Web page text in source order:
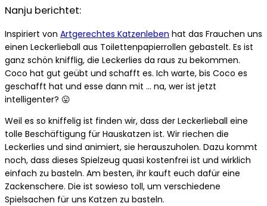
Nanju berichtet:
Inspiriert von Artgerechtes Katzenleben hat das Frauchen uns
einen Leckerlieball aus Toilettenpapierrollen gebastelt. Es ist
ganz schön knifflig, die Leckerlies da raus zu bekommen.
Coco hat gut geübt und schafft es. Ich warte, bis Coco es
geschafft hat und esse dann mit … na, wer ist jetzt
intelligenter? 😛
Weil es so kniffelig ist finden wir, dass der Leckerlieball eine
tolle Beschäftigung für Hauskatzen ist. Wir riechen die
Leckerlies und sind animiert, sie herauszuholen. Dazu kommt
noch, dass dieses Spielzeug quasi kostenfrei ist und wirklich
einfach zu basteln. Am besten, ihr kauft euch dafür eine
Zackenschere. Die ist sowieso toll, um verschiedene
Spielsachen für uns Katzen zu basteln.